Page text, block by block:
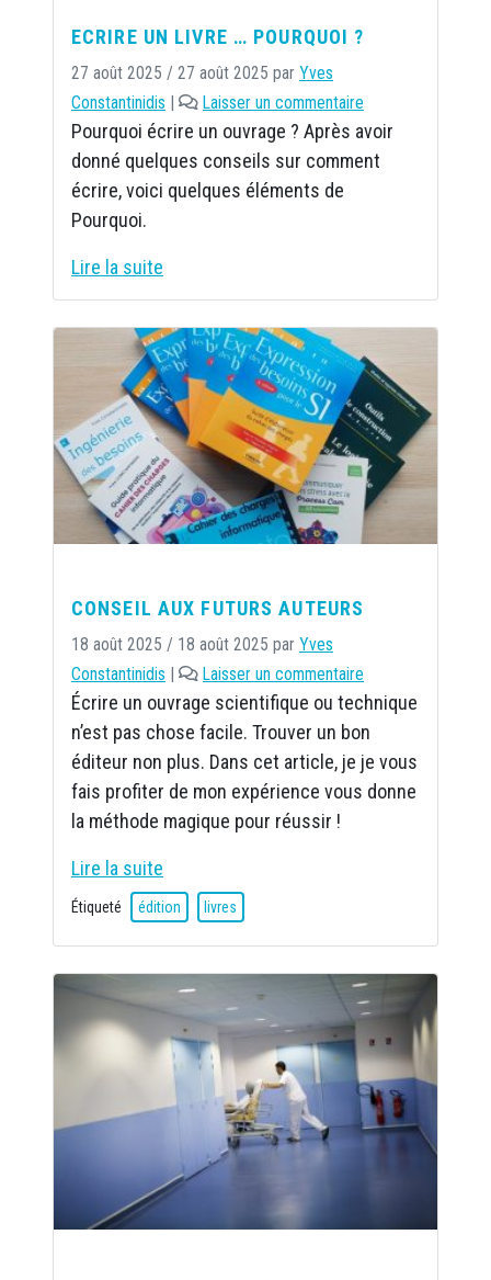
ECRIRE UN LIVRE … POURQUOI ?
27 août 2025 / 27 août 2025 par Yves
Constantinidis | Laisser un commentaire
Pourquoi écrire un ouvrage ? Après avoir
donné quelques conseils sur comment
écrire, voici quelques éléments de
Pourquoi.
Lire la suite
CONSEIL AUX FUTURS AUTEURS
18 août 2025 / 18 août 2025 par Yves
Constantinidis
Laisser un commentaire
Écrire un ouvrage scientifique ou technique
n’est pas chose facile. Trouver un bon
éditeur non plus. Dans cet article, je je vous
fais profiter de mon expérience vous donne
la méthode magique pour réussir !
Lire la suite
Étiqueté édition livres